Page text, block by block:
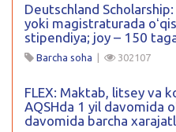
Deutschland
yoki magistraturada
stipendiya; joy – 150
Barcha soha 302107
FLEX: Maktab, litsey va
AQSHda 1 yil davomida
davomida barcha